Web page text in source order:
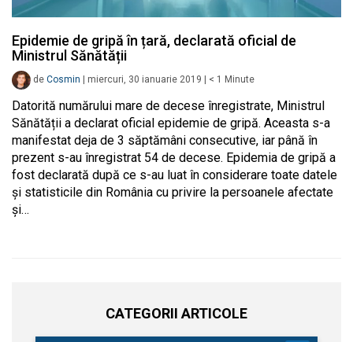
Epidemie de gripă în țară, declarată oficial de
Ministrul Sănătății
de Cosmin miercuri, 30 ianuarie 2019 < 1 Minute
Datorită numărului mare de decese înregistrate, Ministrul
Sănătății a declarat oficial epidemie de gripă. Aceasta s-a
manifestat deja de 3 săptămâni consecutive, iar până în
prezent s-au înregistrat 54 de decese. Epidemia de gripă a
fost declarată după ce s-au luat în considerare toate datele
și statisticile din România cu privire la persoanele afectate
și…
CATEGORII ARTICOLE